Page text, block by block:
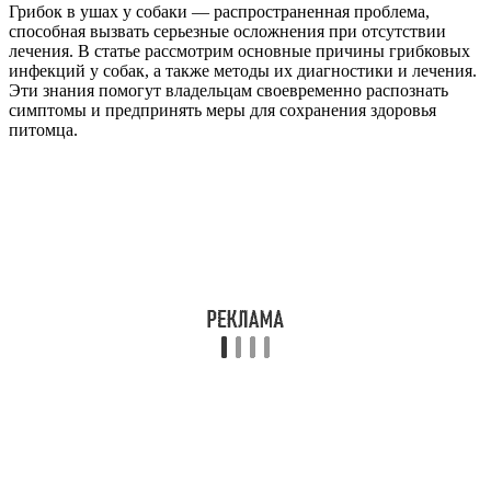
Грибок в ушах у собаки — распространенная проблема,
способная вызвать серьезные осложнения при отсутствии
лечения. В статье рассмотрим основные причины грибковых
инфекций у собак, а также методы их диагностики и лечения.
Эти знания помогут владельцам своевременно распознать
симптомы и предпринять меры для сохранения здоровья
питомца.